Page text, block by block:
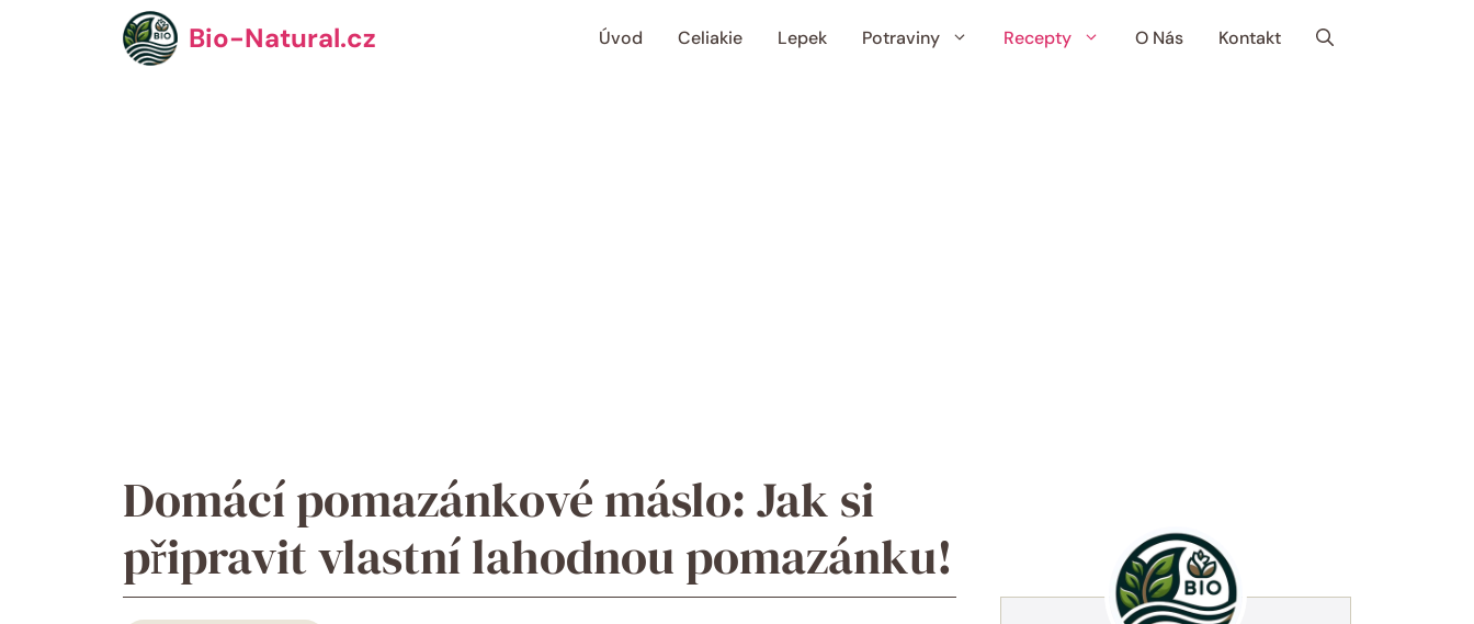
Bio-Natural.cz Úvod Celiakie Lepek Potraviny Recepty O Nás Kontakt
Domácí pomazánkové máslo: Jak si
připravit vlastní lahodnou pomazánku!